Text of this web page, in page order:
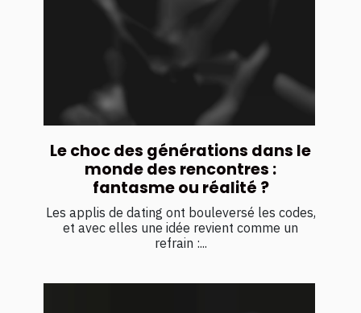
Le choc des générations dans le
monde des rencontres :
fantasme ou réalité ?
Les applis de dating ont bouleversé les codes,
et avec elles une idée revient comme un
refrain :...